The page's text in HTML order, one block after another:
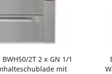
2T 2 x GN 1/1
mit